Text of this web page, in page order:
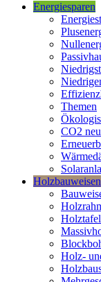
Energiesparen
Themen
CO2
Holzbauweisen
Holz-